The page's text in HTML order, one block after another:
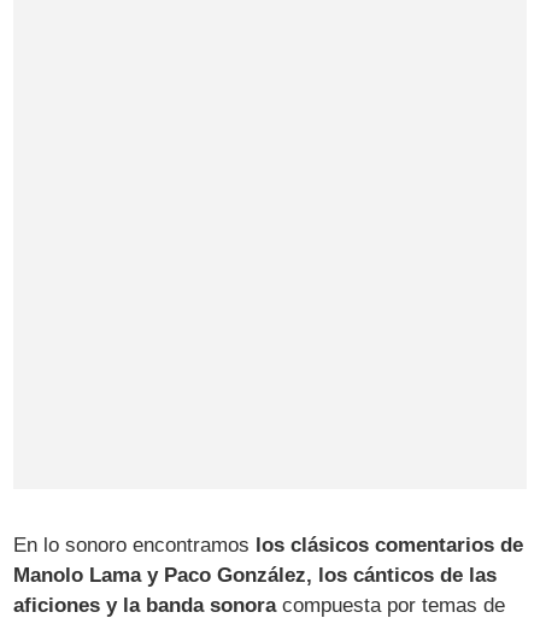
En lo sonoro encontramos los clásicos comentarios de
Manolo Lama y Paco González, los cánticos de las
aficiones y la banda sonoracompuesta por temas de